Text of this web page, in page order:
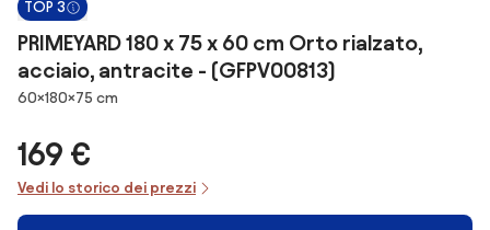
TOP 3
PRIMEYARD 180 x 75 x 60 cm Orto rialzato,
acciaio, antracite - (GFPV00813)
Dimensioni
60×180×75 cm
169 €
Vedi lo storico dei prezzi